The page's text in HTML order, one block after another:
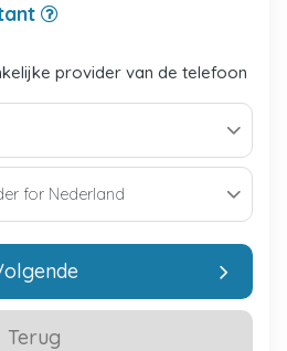
provider van de telefoon
Terug